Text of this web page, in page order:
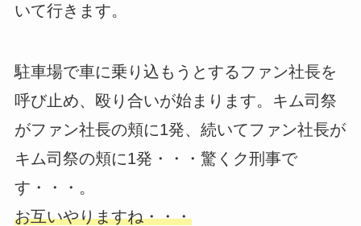
いて行きます。
駐車場で車に乗り込もうとするファン社長を
呼び止め、殴り合いが始まります。キム司祭
がファン社長の頬に1発、続いてファン社長が
キム司祭の頬に1発・・・驚くク刑事で
す・・・。
お互いやりますね・・・